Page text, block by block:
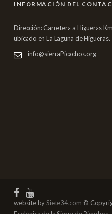
INFORMACIÓN DEL
Dirección: Carretera a Higueras
ubicado en La Laguna de Higueras.
info@sierraPicachos.org
website bySiete34.com ©